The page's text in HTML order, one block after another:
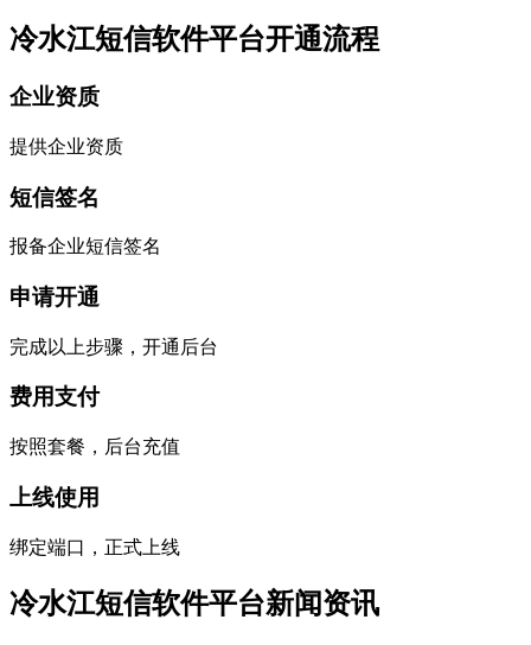
冷水江短信软件平台开通流程
企业资质
提供企业资质
短信签名
报备企业短信签名
申请开通
完成以上步骤，开通后台
费用支付
按照套餐，后台充值
上线使用
绑定端口，正式上线
冷水江短信软件平台新闻资讯